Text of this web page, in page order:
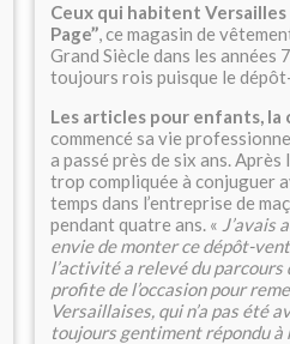
Ceux qui habitent
Page’’, ce magasin de
Grand Siècle dans les années
toujours rois puisque le dépôt-
Les articles pour enfants, la
commencé sa vie
a passé près de six ans.
trop compliquée à conjuguer
temps dans l’entreprise de
pendant quatre ans. « J’avais
envie de monter ce dépôt-
l’activité a relevé du
profite de l’occasion pour
Versaillaises, qui n’a pas été
toujours gentiment répondu à